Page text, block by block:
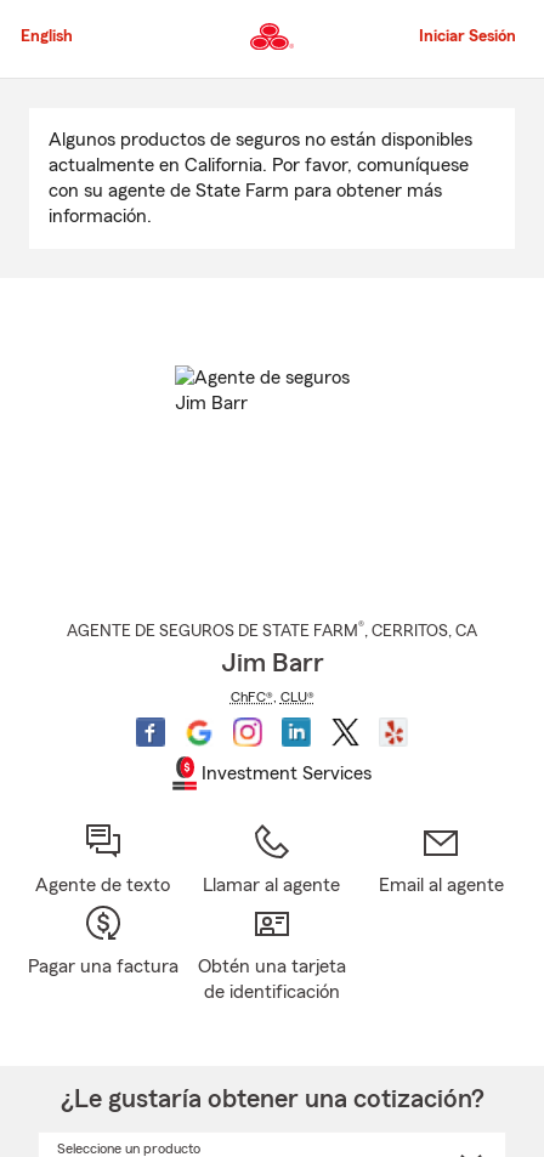
al
principal
English Iniciar Sesión
contenido
principal
Algunos productos de seguros no están disponibles
actualmente en California. Por favor, comuníquese
con su agente de State Farm para obtener más
información.
AGENTE DE SEGUROS DE STATE FARM®, CERRITOS, CA
Jim Barr
ChFC®, CLU®
Investment Services
Agente de texto Llamar al agente Email al agente
Pagar una factura
Obtén una tarjeta
de identificación
¿Le gustaría obtener una cotización?
Seleccione un producto